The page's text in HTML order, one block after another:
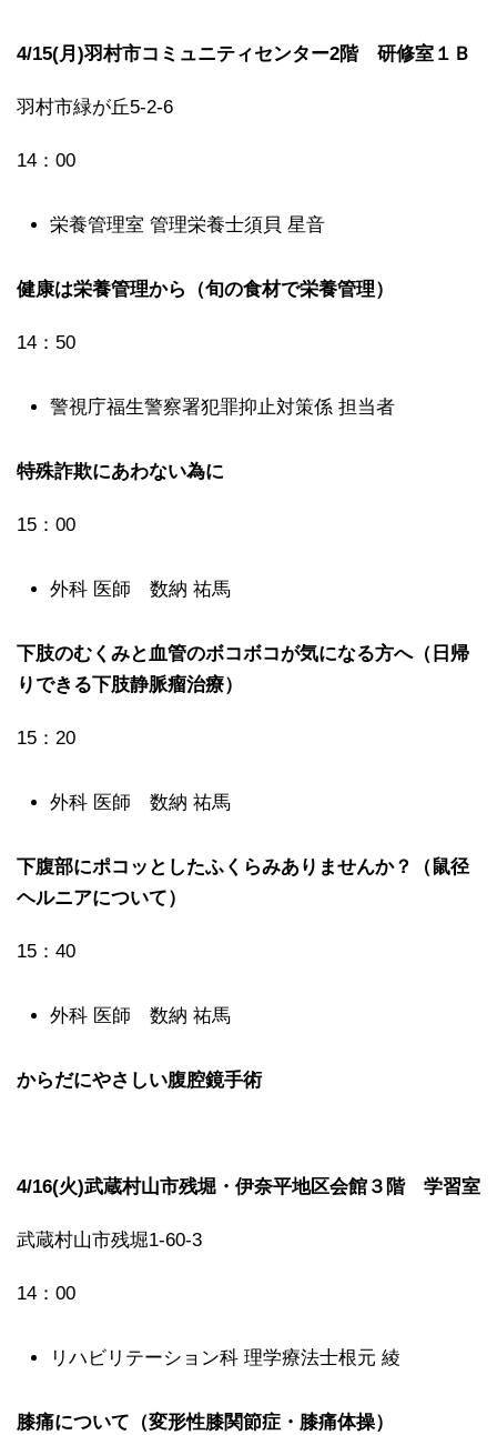
4/15(月)羽村市コミュニティセンター2階 研修室１Ｂ
羽村市緑が丘5-2-6
14：00
栄養管理室 管理栄養士須貝 星音
健康は栄養管理から（旬の食材で栄養管理）
14：50
警視庁福生警察署犯罪抑止対策係 担当者
特殊詐欺にあわない為に
15：00
外科 医師 数納 祐馬
下肢のむくみと血管のボコボコが気になる方へ（日帰
りできる下肢静脈瘤治療）
15：20
外科 医師 数納 祐馬
下腹部にポコッとしたふくらみありませんか？（鼠径
ヘルニアについて）
15：40
外科 医師 数納 祐馬
からだにやさしい腹腔鏡手術
4/16(火)武蔵村山市残堀・伊奈平地区会館３階 学習室
武蔵村山市残堀1-60-3
14：00
リハビリテーション科 理学療法士根元 綾
膝痛について（変形性膝関節症・膝痛体操）